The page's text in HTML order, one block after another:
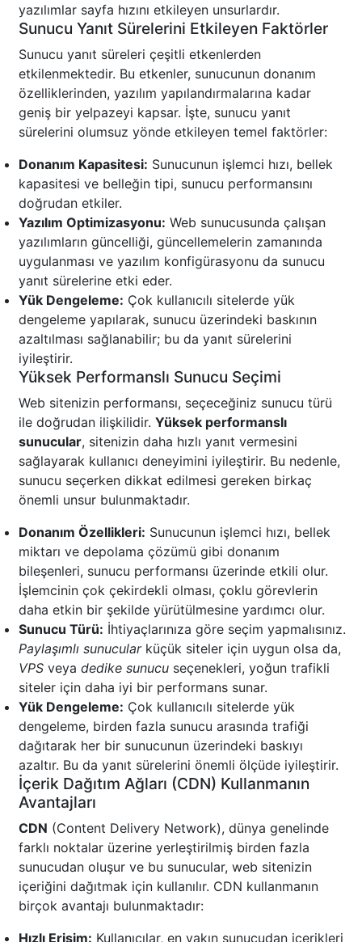
yazılımlar sayfa hızını etkileyen unsurlardır.
Sunucu Yanıt Sürelerini Etkileyen Faktörler
Sunucu yanıt süreleri çeşitli etkenlerden
etkilenmektedir. Bu etkenler, sunucunun donanım
özelliklerinden, yazılım yapılandırmalarına kadar
geniş bir yelpazeyi kapsar. İşte, sunucu yanıt
sürelerini olumsuz yönde etkileyen temel faktörler:
Donanım Kapasitesi: Sunucunun işlemci hızı, bellek
kapasitesi ve belleğin tipi, sunucu performansını
doğrudan etkiler.
Yazılım Optimizasyonu: Web sunucusunda çalışan
yazılımların güncelliği, güncellemelerin zamanında
uygulanması ve yazılım konfigürasyonu da sunucu
yanıt sürelerine etki eder.
Yük Dengeleme: Çok kullanıcılı sitelerde yük
dengeleme yapılarak, sunucu üzerindeki baskının
azaltılması sağlanabilir; bu da yanıt sürelerini
iyileştirir.
Yüksek Performanslı Sunucu Seçimi
Web sitenizin performansı, seçeceğiniz sunucu türü
ile doğrudan ilişkilidir. Yüksek performanslı
sunucular, sitenizin daha hızlı yanıt vermesini
sağlayarak kullanıcı deneyimini iyileştirir. Bu nedenle,
sunucu seçerken dikkat edilmesi gereken birkaç
önemli unsur bulunmaktadır.
Donanım Özellikleri: Sunucunun işlemci hızı, bellek
miktarı ve depolama çözümü gibi donanım
bileşenleri, sunucu performansı üzerinde etkili olur.
İşlemcinin çok çekirdekli olması, çoklu görevlerin
daha etkin bir şekilde yürütülmesine yardımcı olur.
Sunucu Türü: İhtiyaçlarınıza göre seçim yapmalısınız.
Paylaşımlı sunucularküçük siteler için uygun olsa da,
VPS veya dedike sunucu seçenekleri, yoğun trafikli
siteler için daha iyi bir performans sunar.
Yük Dengeleme: Çok kullanıcılı sitelerde yük
dengeleme, birden fazla sunucu arasında trafiği
dağıtarak her bir sunucunun üzerindeki baskıyı
azaltır. Bu da yanıt sürelerini önemli ölçüde iyileştirir.
İçerik Dağıtım Ağları (CDN) Kullanmanın
Avantajları
CDN (Content Delivery Network), dünya genelinde
farklı noktalar üzerine yerleştirilmiş birden fazla
sunucudan oluşur ve bu sunucular, web sitenizin
içeriğini dağıtmak için kullanılır. CDN kullanmanın
birçok avantajı bulunmaktadır:
Hızlı Erişim: Kullanıcılar, en yakın sunucudan içerikleri